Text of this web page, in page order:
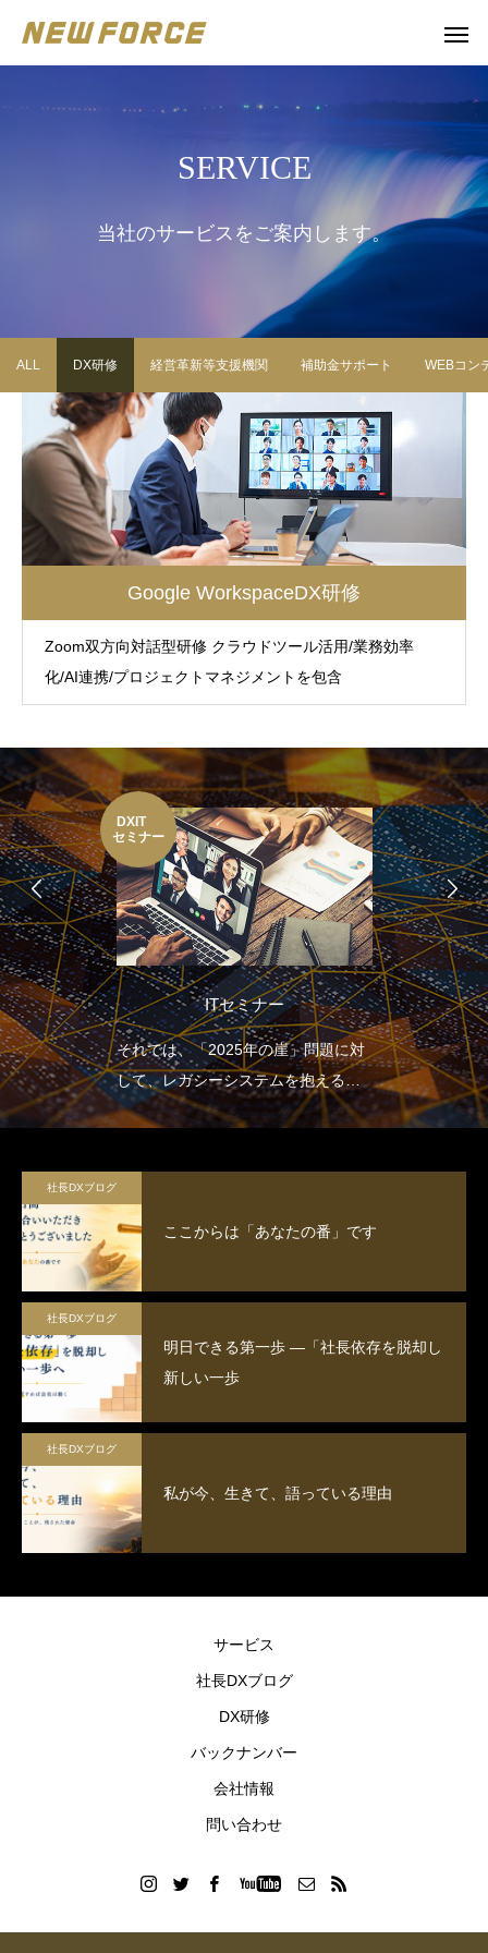
WEBコンテンツ
WEBマーケティング戦略立案
SERVICE
当社のサービスをご案内します。
ALL DX研修 経営革新等支援機関 補助金サポート WEBコン
Google WorkspaceDX研修
Zoom双方向対話型研修 クラウドツール活用/業務効率
化/AI連携/プロジェクトマネジメントを包含
DXIT
セミナー
ITセミナー
それでは、「2025年の崖」問題に対
して、レガシーシステムを抱える多
くの日本企業はどのような取り組み
2025年の崖による損失を避け、飛躍
していくためにDXの推進のために、
まずはITセミナーで意識の改革を行
うことが大切です。
社長DXブログ
ここからは「あなたの番」です
社長DXブログ
明日できる第一歩 ―「社長依存を脱却し
新しい一歩
社長DXブログ
私が今、生きて、語っている理由
サービス
社長DXブログ
DX研修
バックナンバー
会社情報
問い合わせ